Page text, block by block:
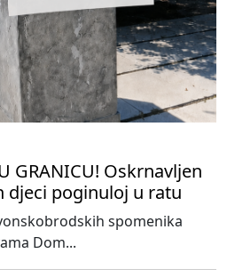
GRANICU! Oskrnavljen
djeci poginuloj u ratu
spomenika
Dom...